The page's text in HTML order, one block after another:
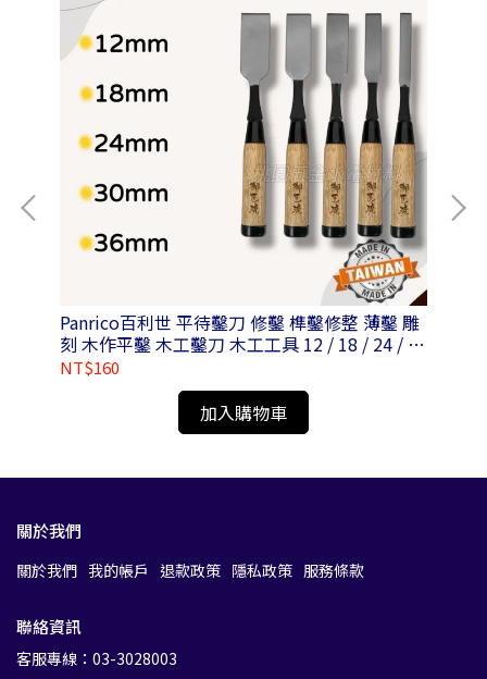
Panrico百利世 平待鑿刀 修鑿 榫鑿修整 薄鑿 雕
刻 木作平鑿 木工鑿刀 木工工具 12 / 18 / 24 / 30
/ 36mm
NT$160
加入購物車
關於我們
關於我們 我的帳戶 退款政策 隱私政策 服務條款
聯絡資訊
客服專線：03-3028003